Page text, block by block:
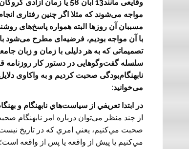
وقایعی مانند13 آبان 58
مسببان آن روزها البته همواره پاسخ‌های
با آن مواجه بودیم، فرضیه‌ای مطرح می‌شود با
تصمیماتی که به هر دلیلی با زمان و زبان
سلسله گفت‌وگوهایی در دستور کار روزنامه
نابهنگام‌بودگی صحبت کردیم و به واکاوی
می‌خوانید:
‌در ابتدا تعريفي از سياست‌هاي نابهنگام و
از چند منظر مي‌توان درباره امر نابهنگام
صحبت مي‌كنيم، يعني امري كه در تاريخ
مي‌كنيم يا پيش از واقعه يا پس از واقعه